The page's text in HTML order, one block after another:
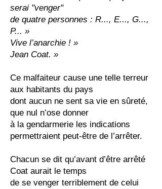
serai "venger"
de quatre personnes : R..., E..., G...,
P... »
Vive l’anarchie ! »
Jean Coat. »
Ce malfaiteur cause une telle terreur
aux habitants du pays
dont aucun ne sent sa vie en sûreté,
que nul n’ose donner
à la gendarmerie les indications
permettraient peut-être de l’arrêter.
Chacun se dit qu’avant d’être arrêté
Coat aurait le temps
de se venger terriblement de celui